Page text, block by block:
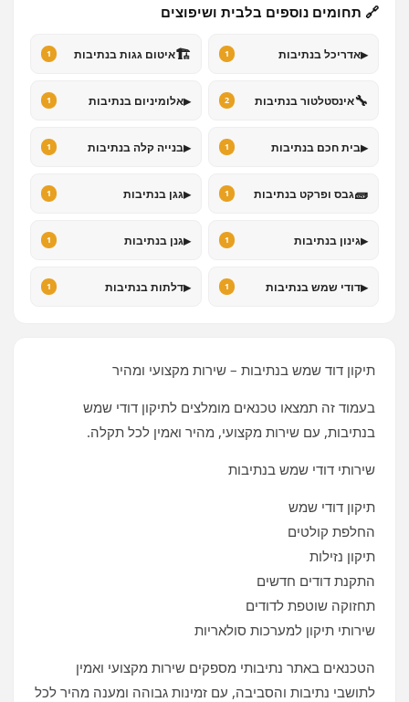
🔗 תחומים נוספים בלבית ושיפוצים
▸אדריכל בנתיבות 1
🏗️איטום גגות בנתיבות 1
🔧אינסטלטור בנתיבות 2
▸אלומיניום בנתיבות 1
▸בית חכם בנתיבות 1
▸בנייה קלה בנתיבות 1
🧱גבס ופרקט בנתיבות 1
▸גגן בנתיבות 1
▸גינון בנתיבות 1
▸גנן בנתיבות 1
▸דודי שמש בנתיבות 1
▸דלתות בנתיבות 1
תיקון דוד שמש בנתיבות – שירות מקצועי ומהיר
בעמוד זה תמצאו טכנאים מומלצים לתיקון דודי שמש
בנתיבות, עם שירות מקצועי, מהיר ואמין לכל תקלה.
שירותי דודי שמש בנתיבות
תיקון דודי שמש
החלפת קולטים
תיקון נזילות
התקנת דודים חדשים
תחזוקה שוטפת לדודים
שירותי תיקון למערכות סולאריות
הטכנאים באתר נתיבותי מספקים שירות מקצועי ואמין
לתושבי נתיבות והסביבה, עם זמינות גבוהה ומענה מהיר לכל